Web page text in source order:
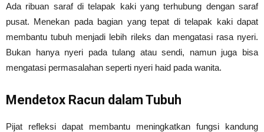
Ada ribuan saraf di telapak kaki yang terhubung dengan saraf
pusat. Menekan pada bagian yang tepat di telapak kaki dapat
membantu tubuh menjadi lebih rileks dan mengatasi rasa nyeri.
Bukan hanya nyeri pada tulang atau sendi, namun juga bisa
mengatasi permasalahan seperti nyeri haid pada wanita.
Mendetox Racun dalam Tubuh
Pijat refleksi dapat membantu meningkatkan fungsi kandung